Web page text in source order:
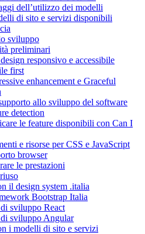
dell’utilizzo dei modelli
di sito e servizi disponibili
sviluppo
preliminari
responsivo e accessibile
first
enhancement e Graceful
allo sviluppo del software
detection
le feature disponibili con Can I
e risorse per CSS e JavaScript
browser
le prestazioni
il design system .italia
Bootstrap Italia
sviluppo React
sviluppo Angular
i modelli di sito e servizi